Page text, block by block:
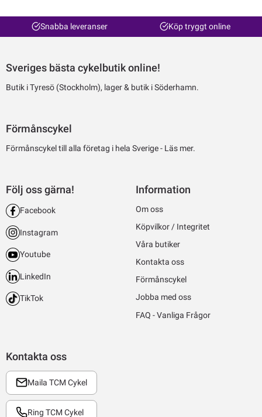
Snabba leveranser Köp tryggt online
Sveriges bästa cykelbutik online!
Butik i Tyresö (Stockholm), lager & butik i Söderhamn.
Förmånscykel
Förmånscykel till alla företag i hela Sverige - Läs mer.
Kontakta oss
Maila TCM Cykel
Ring TCM Cykel
Följ oss gärna!
Facebook
Instagram
Youtube
LinkedIn
TikTok
Information
Om oss
Köpvilkor / Integritet
Våra butiker
Kontakta oss
Förmånscykel
Jobba med oss
FAQ - Vanliga Frågor